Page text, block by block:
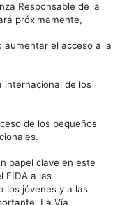
Responsable de la
próximamente,
aumentar el acceso a la
internacional de los
de los pequeños
papel clave en este
FIDA a las
los jóvenes y a las
La Vía